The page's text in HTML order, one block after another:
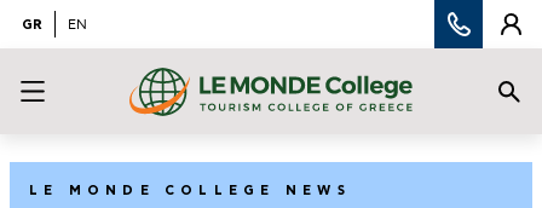
GR EN
LE MONDE COLLEGE NEWS